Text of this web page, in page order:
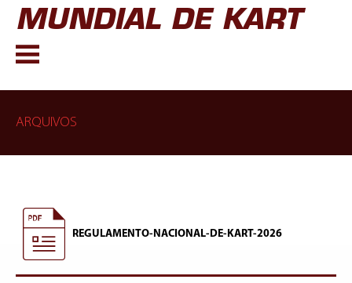
MUNDIAL DE KART
ARQUIVOS
REGULAMENTO-NACIONAL-DE-KART-2026